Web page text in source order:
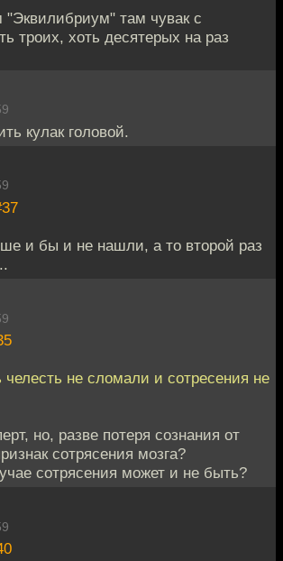
там чувак с
троих, хоть десятерых на раз
кулак головой.
и бы и не нашли, а то второй раз
не сломали и сотресения не
но, разве потеря сознания от
сотрясения мозга?
сотрясения может и не быть?